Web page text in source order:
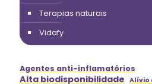
Terapias naturais
Vidafy
Agentes anti-inflamatórios
Alta biodisponibilidade Alívio